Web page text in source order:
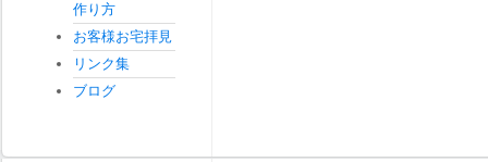
作り方
お客様お宅拝見
リンク集
ブログ